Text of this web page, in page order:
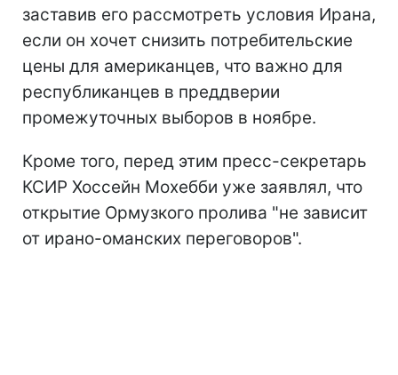
заставив его рассмотреть условия Ирана,
если он хочет снизить потребительские
цены для американцев, что важно для
республиканцев в преддверии
промежуточных выборов в ноябре.
Кроме того, перед этим пресс-секретарь
КСИР Хоссейн Мохебби уже заявлял, что
открытие Ормузкого пролива "не зависит
от ирано-оманских переговоров".